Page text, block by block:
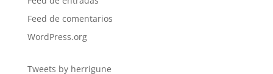
Feed de comentarios
WordPress.org
Tweets by herrigune